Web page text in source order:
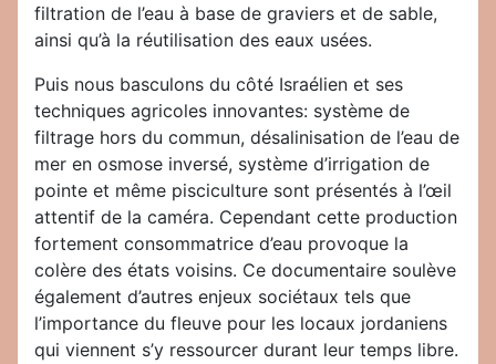
filtration de l’eau à base de graviers et de sable,
ainsi qu’à la réutilisation des eaux usées.
Puis nous basculons du côté Israélien et ses
techniques agricoles innovantes: système de
filtrage hors du commun, désalinisation de l’eau de
mer en osmose inversé, système d’irrigation de
pointe et même pisciculture sont présentés à l’œil
attentif de la caméra. Cependant cette production
fortement consommatrice d’eau provoque la
colère des états voisins. Ce documentaire soulève
également d’autres enjeux sociétaux tels que
l’importance du fleuve pour les locaux jordaniens
qui viennent s’y ressourcer durant leur temps libre.